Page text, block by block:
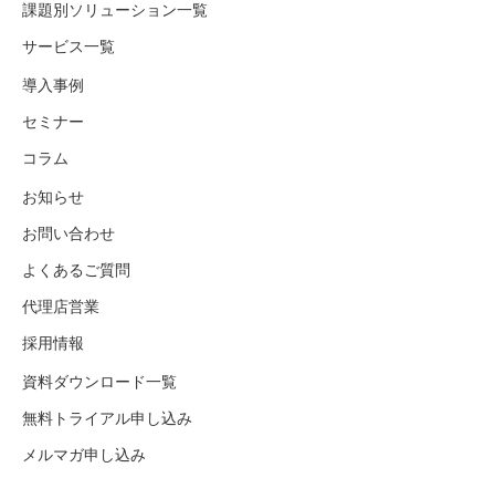
課題別ソリューション一覧
サービス一覧
導入事例
セミナー
コラム
お知らせ
お問い合わせ
よくあるご質問
代理店営業
採用情報
資料ダウンロード一覧
無料トライアル申し込み
メルマガ申し込み